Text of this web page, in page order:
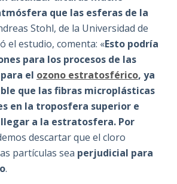
que las esferas de la
Stohl, de la Universidad de
el estudio, comenta: «Esto podría
para los procesos de las
el ozono estratosférico, ya
que las fibras microplásticas
en la troposfera superior e
a la estratosfera. Por
descartar que el cloro
partículas sea perjudicial para
.